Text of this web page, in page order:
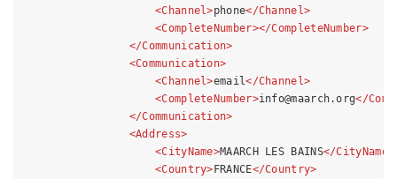
<Channel>phone</Channel>
<CompleteNumber></CompleteNumber>
</Communication>
<Communication>
<Channel>email</Channel>
<CompleteNumber>info@maarch.org</
</Communication>
<Address>
<CityName>MAARCH LES BAINS</CityName
<Country> FRANCE</Country>